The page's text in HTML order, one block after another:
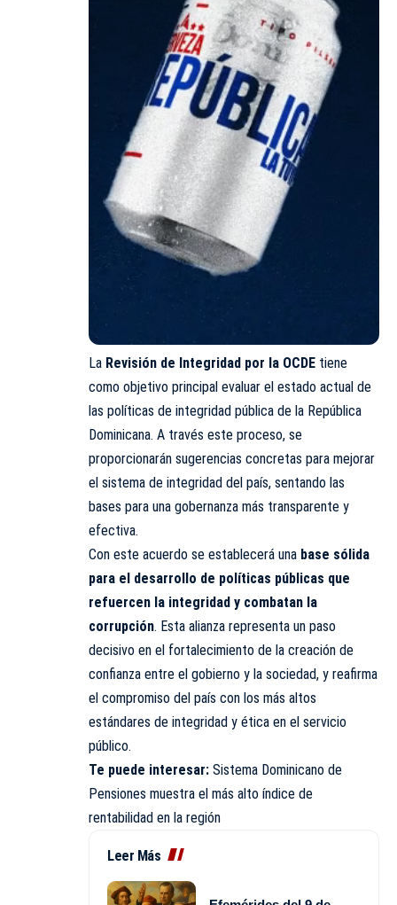
La Revisión de Integridad por la OCDE tiene
como objetivo principal evaluar el estado actual de
las políticas de integridad pública de la República
Dominicana. A través este proceso, se
proporcionarán sugerencias concretas para mejorar
el sistema de integridad del país, sentando las
bases para una gobernanza más transparente y
efectiva.
Con este acuerdo se establecerá una base sólida
para el desarrollo de políticas públicas que
refuercen la integridad y combatan la
corrupción. Esta alianza representa un paso
decisivo en el fortalecimiento de la creación de
confianza entre el gobierno y la sociedad, y reafirma
el compromiso del país con los más altos
estándares de integridad y ética en el servicio
público.
Te puede interesar: Sistema Dominicano de
Pensiones muestra el más alto índice de
rentabilidad en la región
Leer Más